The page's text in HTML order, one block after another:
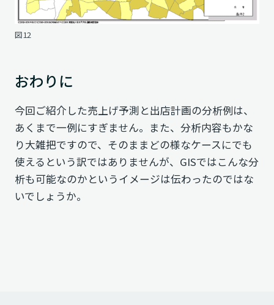
図12
おわりに
今回ご紹介した売上げ予測と出店計画の分析例は、
あくまで一例にすぎません。また、分析内容もかな
り大雑把ですので、そのままどの様なケースにでも
使えるという訳ではありませんが、GISではこんな分
析も可能なのかというイメージは伝わったのではな
いでしょうか。